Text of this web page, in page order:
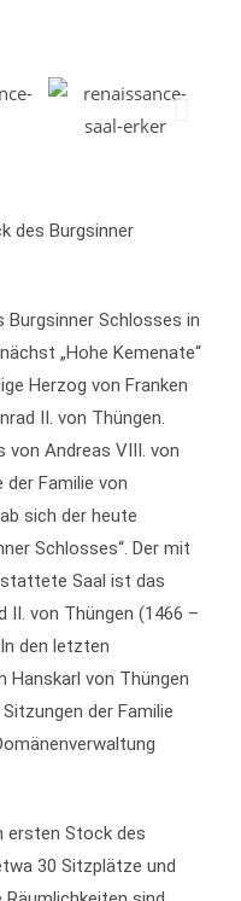
des Burgsinner
Burgsinner Schlosses in
„Hohe Kemenate“
Herzog von Franken
II. von Thüngen.
von Andreas VIII. von
der Familie von
sich der heute
Schlosses“. Der mit
Saal ist das
von Thüngen (1466 –
den letzten
Hanskarl von Thüngen
der Familie
ersten Stock des
30 Sitzplätze und